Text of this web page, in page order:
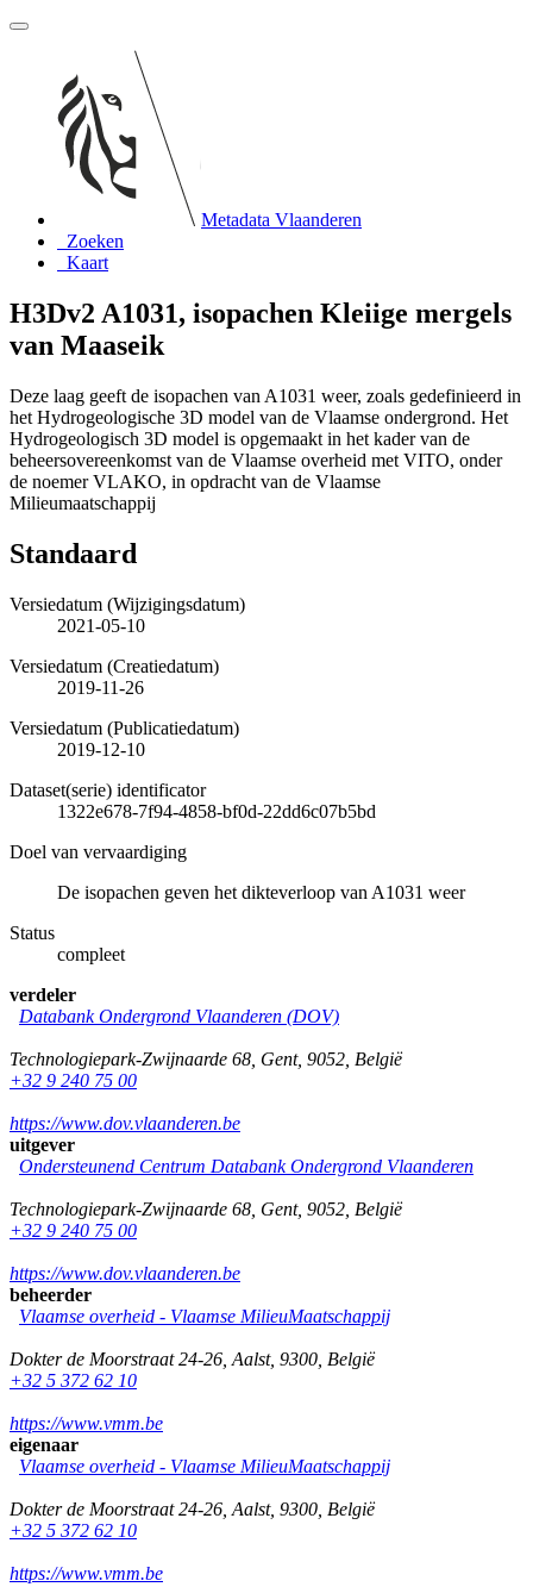
Metadata Vlaanderen
Zoeken
Kaart
H3Dv2 A1031, isopachen Kleiige mergels
van Maaseik
Deze laag geeft de isopachen van A1031 weer, zoals gedefinieerd in
het Hydrogeologische 3D model van de Vlaamse ondergrond. Het
Hydrogeologisch 3D model is opgemaakt in het kader van de
beheersovereenkomst van de Vlaamse overheid met VITO, onder
de noemer VLAKO, in opdracht van de Vlaamse
Milieumaatschappij
Standaard
Versiedatum (Wijzigingsdatum)
2021-05-10
Versiedatum (Creatiedatum)
2019-11-26
Versiedatum (Publicatiedatum)
2019-12-10
Dataset(serie) identificator
1322e678-7f94-4858-bf0d-22dd6c07b5bd
Doel van vervaardiging
De isopachen geven het dikteverloop van A1031 weer
Status
compleet
verdeler
Databank Ondergrond Vlaanderen (DOV)
Technologiepark-Zwijnaarde 68 Gent, 9052 België
+32 9 240 75 00
https://www.dov.vlaanderen.be
uitgever
Ondersteunend Centrum Databank Ondergrond Vlaanderen
Technologiepark-Zwijnaarde 68 Gent, 9052 België
+32 9 240 75 00
https://www.dov.vlaanderen.be
beheerder
Vlaamse overheid - Vlaamse MilieuMaatschappij
Dokter de Moorstraat 24-26 Aalst, 9300 België
+32 5 372 62 10
https://www.vmm.be
eigenaar
Vlaamse overheid - Vlaamse MilieuMaatschappij
Dokter de Moorstraat 24-26 Aalst, 9300 België
+32 5 372 62 10
https://www.vmm.be